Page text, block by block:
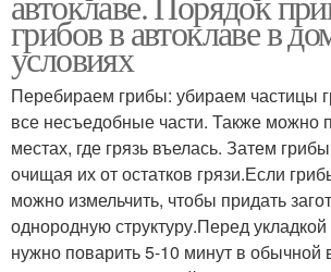
грибов в автоклаве в
условиях
Перебираем грибы: убираем частицы
все несъедобные части. Также можно
местах, где грязь въелась. Затем
очищая их от остатков грязи.Если
можно измельчить, чтобы придать
однородную структуру.Перед
нужно поварить 5-10 минут в обычной